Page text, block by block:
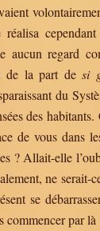
aucun regard
de la part desi
du
des
de vous dans
? Allait-elle
ne serait-
se
commencer par là